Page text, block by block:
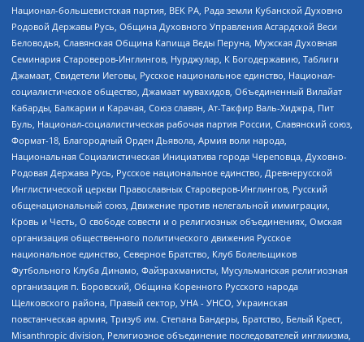
Национал-большевистская партия, ВЕК РА, Рада земли Кубанской Духовно
Родовой Державы Русь, Община Духовного Управления Асгардской Веси
Беловодья, Славянская Община Капища Веды Перуна, Мужская Духовная
Семинария Староверов-Инглингов, Нурджулар, К Богодержавию, Таблиги
Джамаат, Свидетели Иеговы, Русское национальное единство, Национал-
социалистическое общество, Джамаат мувахидов, Объединенный Вилайат
Кабарды, Балкарии и Карачая, Союз славян, Ат-Такфир Валь-Хиджра, Пит
Буль, Национал-социалистическая рабочая партия России, Славянский союз,
Формат-18, Благородный Орден Дьявола, Армия воли народа,
Национальная Социалистическая Инициатива города Череповца, Духовно-
Родовая Держава Русь, Русское национальное единство, Древнерусской
Инглистической церкви Православных Староверов-Инглингов, Русский
общенациональный союз, Движение против нелегальной иммиграции,
Кровь и Честь, О свободе совести и о религиозных объединениях, Омская
организация общественного политического движения Русское
национальное единство, Северное Братство, Клуб Болельщиков
Футбольного Клуба Динамо, Файзрахманисты, Мусульманская религиозная
организация п. Боровский, Община Коренного Русского народа
Щелковского района, Правый сектор, УНА - УНСО, Украинская
повстанческая армия, Тризуб им. Степана Бандеры, Братство, Белый Крест,
Misanthropic division, Религиозное объединение последователей инглиизма,